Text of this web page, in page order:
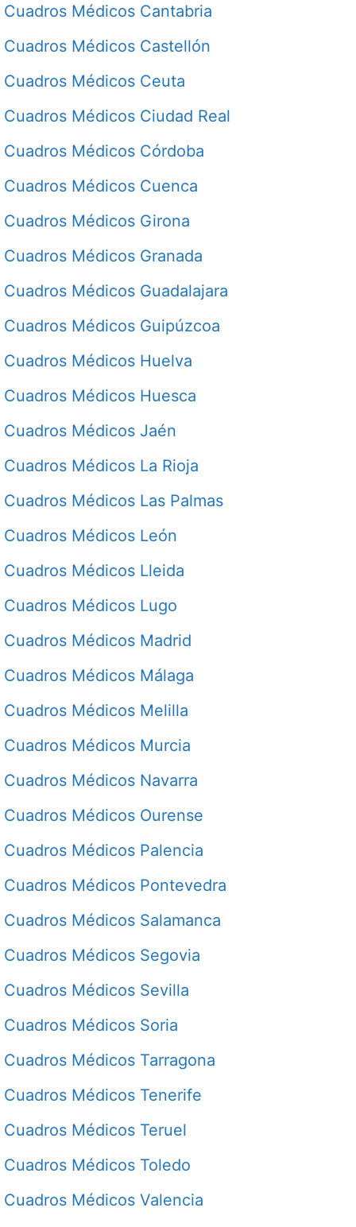
Cuadros Médicos Cantabria
Cuadros Médicos Castellón
Cuadros Médicos Ceuta
Cuadros Médicos Ciudad Real
Cuadros Médicos Córdoba
Cuadros Médicos Cuenca
Cuadros Médicos Girona
Cuadros Médicos Granada
Cuadros Médicos Guadalajara
Cuadros Médicos Guipúzcoa
Cuadros Médicos Huelva
Cuadros Médicos Huesca
Cuadros Médicos Jaén
Cuadros Médicos La Rioja
Cuadros Médicos Las Palmas
Cuadros Médicos León
Cuadros Médicos Lleida
Cuadros Médicos Lugo
Cuadros Médicos Madrid
Cuadros Médicos Málaga
Cuadros Médicos Melilla
Cuadros Médicos Murcia
Cuadros Médicos Navarra
Cuadros Médicos Ourense
Cuadros Médicos Palencia
Cuadros Médicos Pontevedra
Cuadros Médicos Salamanca
Cuadros Médicos Segovia
Cuadros Médicos Sevilla
Cuadros Médicos Soria
Cuadros Médicos Tarragona
Cuadros Médicos Tenerife
Cuadros Médicos Teruel
Cuadros Médicos Toledo
Cuadros Médicos Valencia